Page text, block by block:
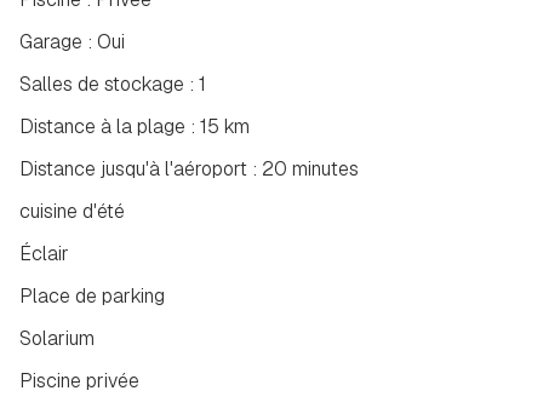
Garage : Oui
Salles de stockage : 1
Distance à la plage : 15 km
Distance jusqu'à l'aéroport : 20 minutes
cuisine d'été
Éclair
Place de parking
Solarium
Piscine privée